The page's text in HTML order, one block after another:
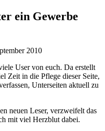
ein Gewerbe
2010
User von euch. Da erstellt
Zeit in die Pflege dieser Seite,
Unterseiten aktuell zu
neuen Leser, verzweifelt das
mit viel Herzblut dabei.